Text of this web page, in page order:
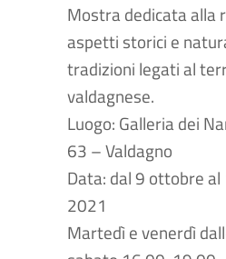
Mostra dedicata alla
aspetti storici e
tradizioni legati al
valdagnese.
Luogo: Galleria dei
63 – Valdagno
Data: dal 9 ottobre
2021
Martedì e venerdì